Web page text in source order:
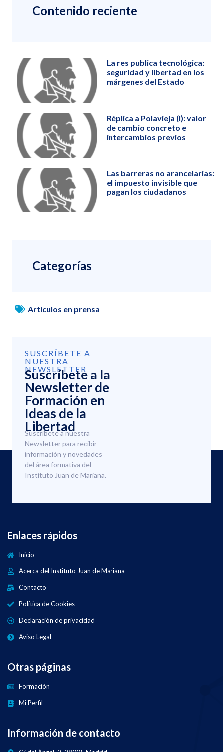
Contenido reciente
La res publica tecnológica:
seguridad y libertad en los
márgenes del Estado
Réplica a Polavieja (I): valor
de cambio concreto e
intercambios previos
Las barreras no arancelarias:
el impuesto invisible que
pagan los ciudadanos
Categorías
Artículos en prensa
SUSCRÍBETE A
NUESTRA
NEWSLETTER
Suscríbete a la
Newsletter de
Formación en
Ideas de la
Libertad
Suscríbete a nuestra
Newsletter para recibir
información y novedades
del área formativa del
Instituto Juan de Mariana.
Enlaces rápidos
Inicio
Acerca del Instituto Juan de Mariana
Contacto
Política de Cookies
Declaración de privacidad
Aviso Legal
Otras páginas
Formación
Mi Perfil
Información de contacto